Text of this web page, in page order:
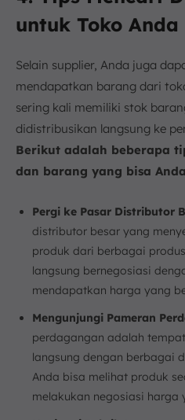
untuk Toko Anda
Selain supplier, Anda juga
mendapatkan barang dari
sering kali memiliki stok
didistribusikan langsung ke
Berikut adalah beberapa
dan barang yang bisa
Pergi ke Pasar Distributor
distributor besar yang
produk dari berbagai
langsung bernegosiasi
mendapatkan harga yang
Mengunjungi Pameran
perdagangan adalah
langsung dengan berbagai
Anda bisa melihat produk
melakukan negosiasi harga